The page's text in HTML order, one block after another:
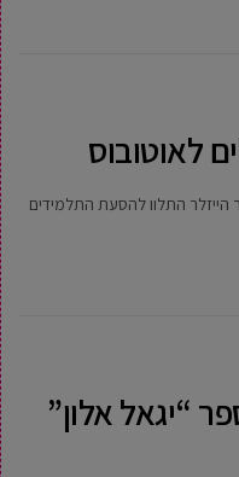
לאוטובוס
הייזלר התלוו להסעת התלמידים
“יגאל אלון”